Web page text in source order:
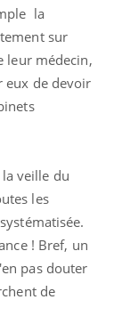
la
sur
leur médecin,
eux de devoir
veille du
les
! Bref, un
pas douter
de